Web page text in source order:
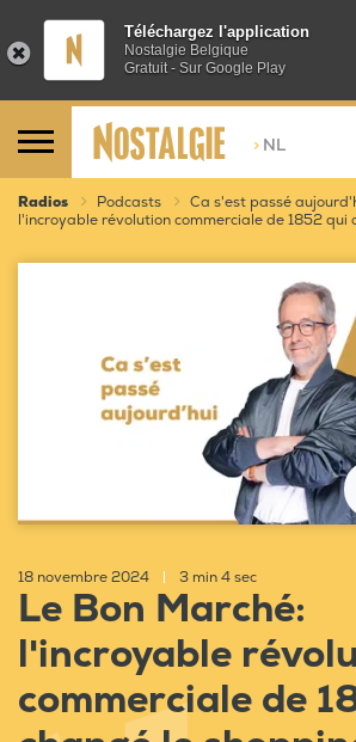
Téléchargez l'application
Nostalgie Belgique
Gratuit - Sur Google Play
> NL
Radios Podcasts Ca s'est passé
l'incroyable révolution commerciale de 1852 qui
18 novembre 2024 3 min 4 sec
Le Bon Marché:
l'incroyable
commerciale de